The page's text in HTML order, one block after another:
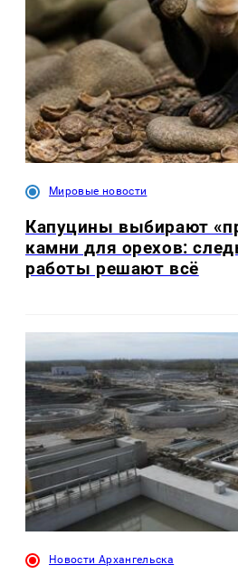
Мировые новости
Капуцины выбирают
камни для орехов:
работы решают всё
Новости Архангельска